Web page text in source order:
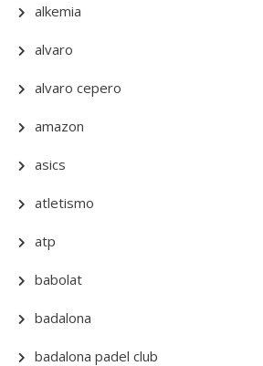
alkemia
alvaro
alvaro cepero
amazon
asics
atletismo
atp
babolat
badalona
badalona padel club